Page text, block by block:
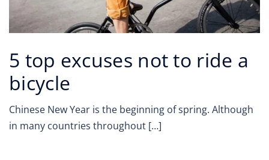
5 top excuses not to ride a
bicycle
Chinese New Year is the beginning of spring. Although
in many countries throughout […]